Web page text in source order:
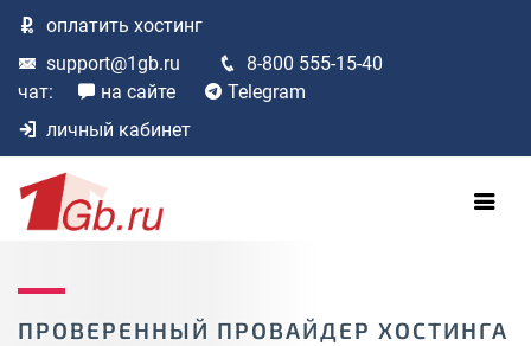
оплатить хостинг
support@1gb.ru
8-800 555-15-40
чат:
на сайте
Telegram
личный кабинет
ПРОВЕРЕННЫЙ ПРОВАЙДЕР ХОСТИНГА